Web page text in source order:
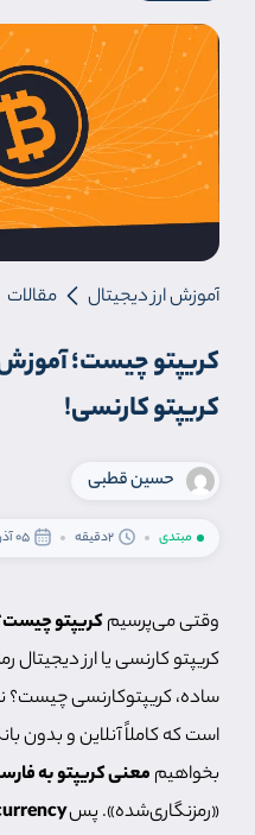
آموزش ارز دیجیتال مقالات
کریپتو کارنسی!
حسین قطبی
مبتدی 2دقیقه 05 آذر 1403
وقتی می‌پرسیمکریپتو چیست
کریپتو کارنسی یا ارز
است که کاملاً آنلاین و بدون
بخواهیممعنی کریپتو به
«رمزنگاری‌شده». پسcryptocurrency چیست؟